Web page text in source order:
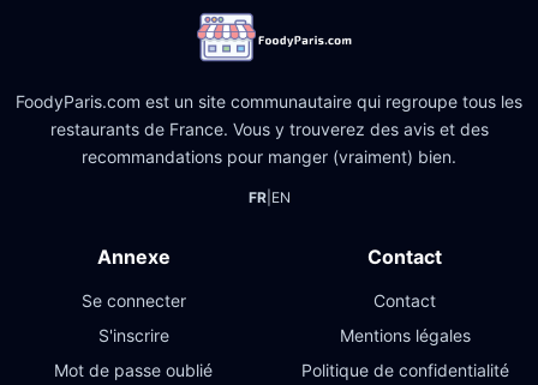
FoodyParis.com est un site communautaire qui regroupe tous les
restaurants de France. Vous y trouverez des avis et des
recommandations pour manger (vraiment) bien.
FR| EN
Annexe
Se connecter
S'inscrire
Mot de passe oublié
Contact
Contact
Mentions légales
Politique de confidentialité